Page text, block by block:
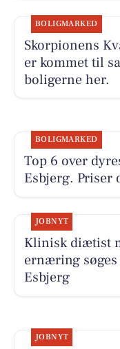
BOLIGMARKED
Skorpionens
er kommet til
boligerne her.
BOLIGMARKED
Top 6 over
Esbjerg. Priser
JOBNYT
Klinisk diætist
ernæring
Esbjerg
JOBNYT